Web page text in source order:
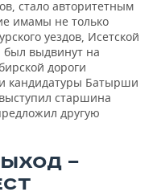
стало авторитетным
имамы не только
уездов, Исетской
выдвинут на
дороги
кандидатуры Батырши
старшина
другую
—